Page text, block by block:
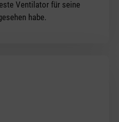
Ventilator für seine
habe.
of 5 stars